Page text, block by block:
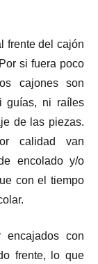
frente del cajón
si fuera poco
cajones son
guías, ni raíles
de las piezas.
calidad van
encolado y/o
con el tiempo
con
frente, lo que